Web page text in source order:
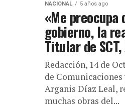
NACIONAL 5 años ago
«Me preocupa
gobierno, la
Titular de
Redacción, 14 de
de
Arganis Díaz Leal,
muchas obras del...